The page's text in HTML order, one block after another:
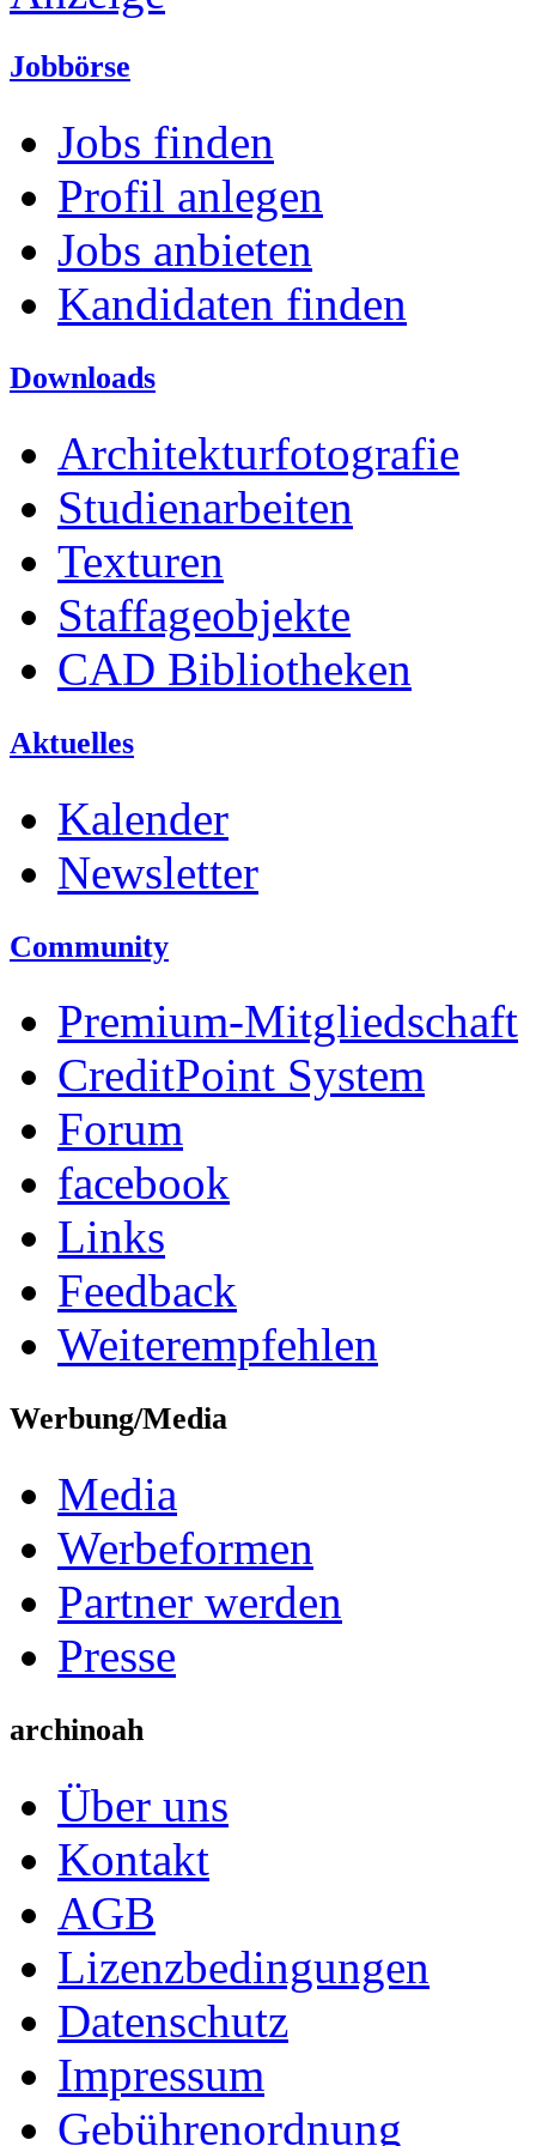
Jobbörse
Jobs finden
Profil anlegen
Jobs anbieten
Kandidaten finden
Downloads
Architekturfotografie
Studienarbeiten
Texturen
Staffageobjekte
CAD Bibliotheken
Aktuelles
Kalender
Newsletter
Community
Premium-Mitgliedschaft
CreditPoint System
Forum
facebook
Links
Feedback
Weiterempfehlen
Werbung/Media
Media
Werbeformen
Partner werden
Presse
archinoah
Über uns
Kontakt
AGB
Lizenzbedingungen
Datenschutz
Impressum
Gebührenordnung